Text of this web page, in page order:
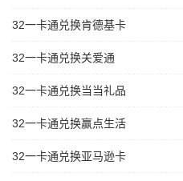
32一卡通兑换肯德基卡
32一卡通兑换关爱通
32一卡通兑换当当礼品
32一卡通兑换赢点生活
32一卡通兑换亚马逊卡